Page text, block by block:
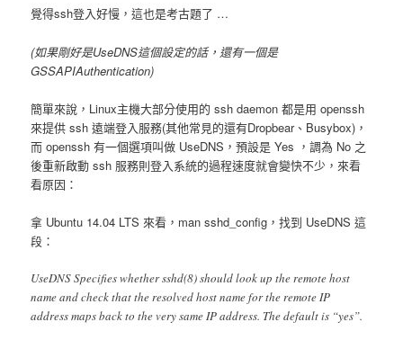
覺得ssh登入好慢，這也是考古題了 …
(如果剛好是UseDNS這個設定的話，還有一個是
GSSAPIAuthentication)
簡單來說，Linux主機大部分使用的 ssh daemon 都是用 openssh
來提供 ssh 遠端登入服務(其他常見的還有Dropbear、Busybox)，
而 openssh 有一個選項叫做 UseDNS，預設是 Yes ，調為 No 之
後重新啟動 ssh 服務則登入系統的過程速度就會變快不少，來看
看原因：
拿 Ubuntu 14.04 LTS 來看，man sshd_config，找到 UseDNS 這
段：
UseDNS Specifies whether sshd(8) should look up the remote host
name and check that the resolved host name for the remote IP
address maps back to the very same IP address. The default is “yes”.